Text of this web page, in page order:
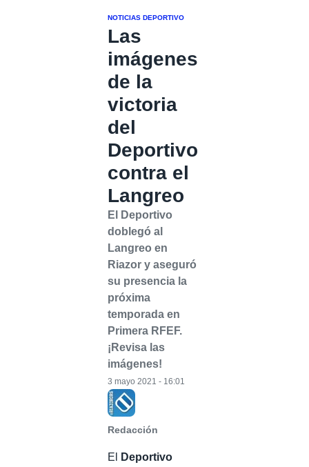
NOTICIAS DEPORTIVO
Las
imágenes
de la
victoria
del
Deportivo
contra el
Langreo
El Deportivo
doblegó al
Langreo en
Riazor y aseguró
su presencia la
próxima
temporada en
Primera RFEF.
¡Revisa las
imágenes!
Redacción
3 mayo 2021 - 16:01
El
Deportivo